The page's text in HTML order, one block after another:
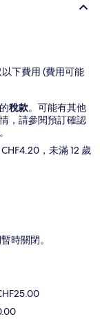
下費用 (費用可能
稅款。可能有其他
，請參閱預訂確認
，未滿 12 歲
時關閉。